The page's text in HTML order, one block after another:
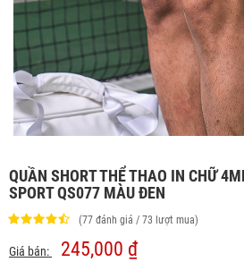
QUẦN SHORT THỂ THAO IN CHỮ
SPORT QS077 MÀU ĐEN
(77 đánh giá / 73 lượt mua)
Giá bán: 245,000 ₫